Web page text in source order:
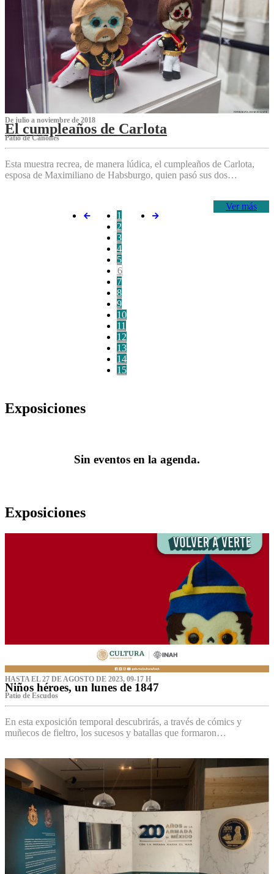
De julio a noviembre de 2018
El cumpleaños de Carlota
Patio de Cañones
Esta muestra recrea, de manera lúdica, el cumpleaños de Carlota,
esposa de Maximiliano de Habsburgo, quien pasó sus dos…
Ver más
1
2
3
4
5
6
7
8
9
10
11
12
13
14
15
Exposiciones
Sin eventos en la agenda.
Exposiciones
HASTA EL 27 DE AGOSTO DE 2023, 09-17 H
Niños héroes, un lunes de 1847
Patio de Escudos
En esta exposición temporal descubrirás, a través de cómics y
muñecos de fieltro, los sucesos y batallas que formaron…